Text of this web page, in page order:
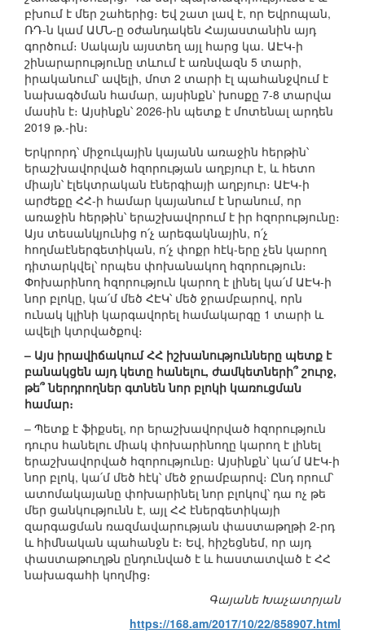
բխում է մեր շահերից։ Եվ շատ լավ է, որ Եվրոպան,
ՌԴ-ն կամ ԱՄՆ-ը օժանդակեն Հայաստանին այդ
գործում։ Սակայն այստեղ այլ հարց կա. ԱԷԿ-ի
շինարարությունը տևում է առնվազն 5 տարի,
իրականում՝ ավելի, մոտ 2 տարի էլ պահանջվում է
նախագծման համար, այսինքն՝ խոսքը 7-8 տարվա
մասին է։ Այսինքն՝ 2026-ին պետք է մոտենալ արդեն
2019 թ.-ին։
Երկրորդ՝ միջուկային կայանն առաջին հերթին՝
երաշխավորված հզորության աղբյուր է, և հետո
միայն՝ էլեկտրական էներգիայի աղբյուր։ ԱԷԿ-ի
արժեքը ՀՀ-ի համար կայանում է նրանում, որ
առաջին հերթին՝ երաշխավորում է իր հզորությունը։
Այս տեսանկյունից ո՛չ արեգակնային, ո՛չ
հողմաէներգետիկան, ո՛չ փոքր հէկ-երը չեն կարող
դիտարկվել՝ որպես փոխանակող հզորություն։
Փոխարինող հզորություն կարող է լինել կա՛մ ԱԷԿ-ի
նոր բլոկը, կա՛մ մեծ ՀԷԿ՝ մեծ ջրամբարով, որն
ունակ կլինի կարգավորել համակարգը 1 տարի և
ավելի կտրվածքով։
– Այս իրավիճակում ՀՀ իշխանությունները պետք է
բանակցեն այդ կետը հանելու, ժամկետների՞ շուրջ,
թե՞ ներդրողներ գտնեն նոր բլոկի կառուցման
համար։
– Պետք է ֆիքսել, որ երաշխավորված հզորություն
դուրս հանելու միակ փոխարինողը կարող է լինել
երաշխավորված հզորությունը։ Այսինքն՝ կա՛մ ԱԷԿ-ի
նոր բլոկ, կա՛մ մեծ հէկ՝ մեծ ջրամբարով։ Ընդ որում՝
ատոմակայանը փոխարինել նոր բլոկով՝ դա ոչ թե
մեր ցանկությունն է, այլ ՀՀ էներգետիկայի
զարգացման ռազմավարության փաստաթղթի 2-րդ
և հիմնական պահանջն է։ Եվ, հիշեցնեմ, որ այդ
փաստաթուղթն ընդունված է և հաստատված է ՀՀ
նախագահի կողմից։
Գայանե Խաչատրյան
https://168.am/2017/10/22/858907.html